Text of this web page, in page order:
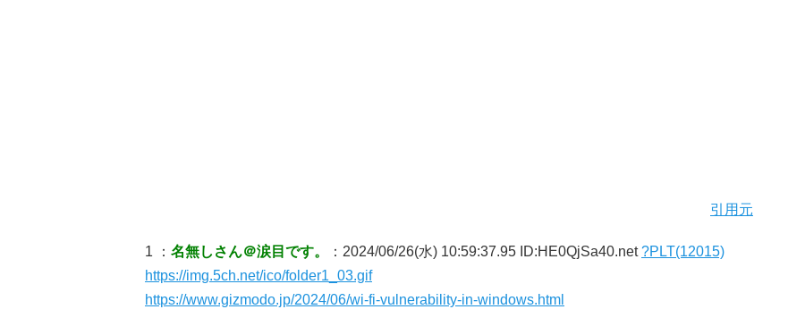
引用元
1 ： 名無しさん＠涙目です。 ：2024/06/26(水) 10:59:37.95 ID:HE0QjSa40.net?PLT(12015)
https://img.5ch.net/ico/folder1_03.gif
https://www.gizmodo.jp/2024/06/wi-fi-vulnerability-in-windows.html